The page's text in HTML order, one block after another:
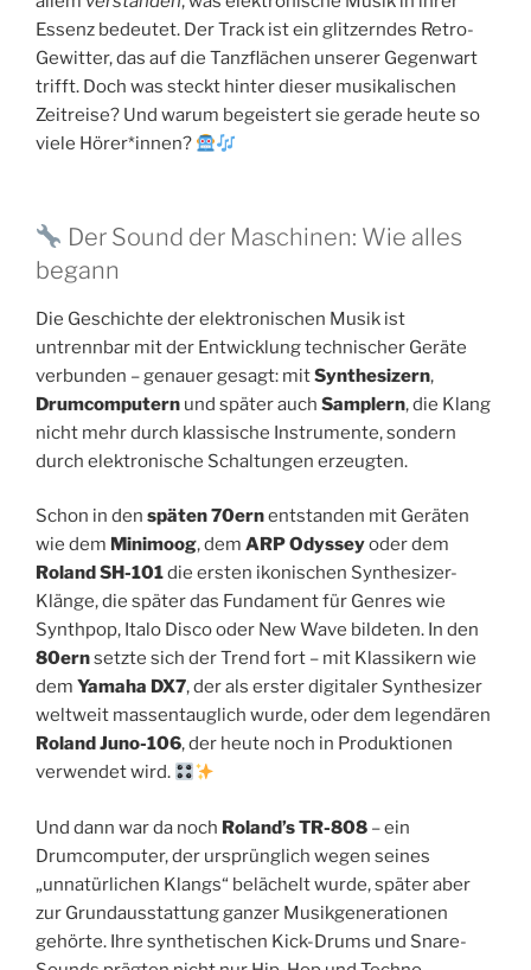
Essenz bedeutet. Der Track ist ein glitzerndes Retro-
Gewitter, das auf die Tanzflächen unserer Gegenwart
trifft. Doch was steckt hinter dieser musikalischen
Zeitreise? Und warum begeistert sie gerade heute so
viele Hörer*innen?
Der Sound der Maschinen: Wie alles
begann
Die Geschichte der elektronischen Musik ist
untrennbar mit der Entwicklung technischer Geräte
verbunden – genauer gesagt: mitSynthesizern,
Drumcomputern und später auch Samplern, die Klang
nicht mehr durch klassische Instrumente, sondern
durch elektronische Schaltungen erzeugten.
Schon in den späten 70ernentstanden mit Geräten
wie dem Minimoog, dem ARP Odysseyoder dem
Roland SH-101die ersten ikonischen Synthesizer-
Klänge, die später das Fundament für Genres wie
Synthpop, Italo Disco oder New Wave bildeten. In den
80ernsetzte sich der Trend fort – mit Klassikern wie
dem Yamaha DX7, der als erster digitaler Synthesizer
weltweit massentauglich wurde, oder dem legendären
Roland Juno-106, der heute noch in Produktionen
verwendet wird.
Und dann war da noch Roland’s TR-808 – ein
Drumcomputer, der ursprünglich wegen seines
„unnatürlichen Klangs“ belächelt wurde, später aber
zur Grundausstattung ganzer Musikgenerationen
gehörte. Ihre synthetischen Kick-Drums und Snare-